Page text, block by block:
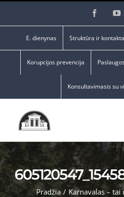
Facebook
E. dienynas Struktūra ir
Korupcijos prevencija
Konsultavimasis su
Pradžia / Karnavalas –